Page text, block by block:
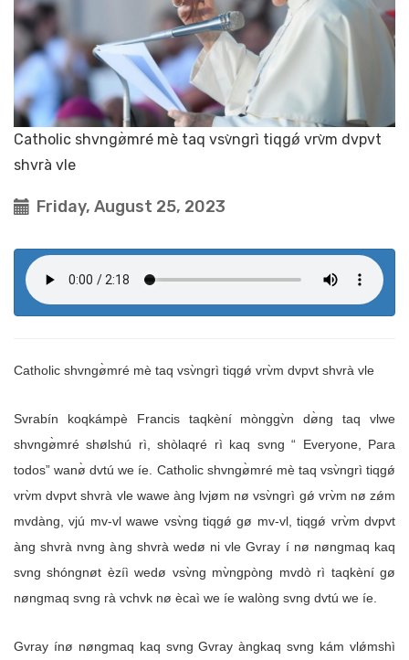
Catholic shvngø̀mré mè taq vsv̀ngrì tiqgǿ vrv̀m dvpvt
shvrà vle
Friday, August 25, 2023
Catholic shvngø̀mré mè taq vsv̀ngrì tiqgǿ vrv̀m dvpvt shvrà vle
Svrabín koqkámpè Francis taqkèní mònggv̀n dø̀ng taq vlwe
shvngø̀mré shølshú rì, shòlaqré rì kaq svng “ Everyone, Para
todos” wanø̀ dvtú we íe. Catholic shvngø̀mré mè taq vsv̀ngrì tiqgǿ
vrv̀m dvpvt shvrà vle wawe àng lvjøm nø vsv̀ngrì gǿ vrv̀m nø zǿm
mvdàng, vjú mv-vl wawe vsv̀ng tiqgǿ gø mv-vl, tiqgǿ vrv̀m dvpvt
àng shvrà nvng àng shvrà wedø ni vle Gvray í nø nøngmaq kaq
svng shóngnøt èzíì wedø vsv̀ng mv̀ngpòng mvdò rì taqkèní gø
nøngmaq svng rà vchvk nø ècaì we íe walòng svng dvtú we íe.
Gvray ínø nøngmaq kaq svng Gvray àngkaq svng kám vlǿmshì